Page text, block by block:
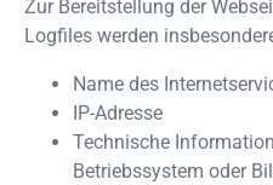
Zur Bereitstellung der
Logfiles werden
Name des
IP-Adresse
Technische
Betriebssystem oder